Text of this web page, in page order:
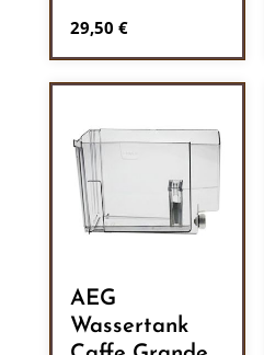
Regulärer Preis:
29,50 €
AEG
Wassertank